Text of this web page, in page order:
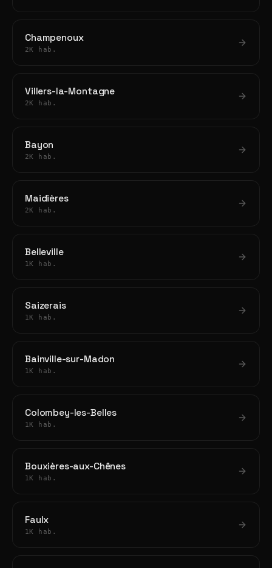
Champenoux
2K hab.
Villers-la-Montagne
2K hab.
Bayon
2K hab.
Maidières
2K hab.
Belleville
1K hab.
Saizerais
1K hab.
Bainville-sur-Madon
1K hab.
Colombey-les-Belles
1K hab.
Bouxières-aux-Chênes
1K hab.
Faulx
1K hab.